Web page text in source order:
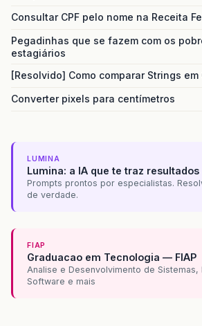
Consultar CPF pelo nome na Receita
Pegadinhas que se fazem com os
estagiários
[Resolvido] Como comparar Strings em
Converter pixels para centímetros
LUMINA
Lumina: a IA que te traz resultados
Prompts prontos por especialistas.
de verdade.
FIAP
Graduacao em Tecnologia — FIAP
Analise e Desenvolvimento de Sistemas,
Software e mais